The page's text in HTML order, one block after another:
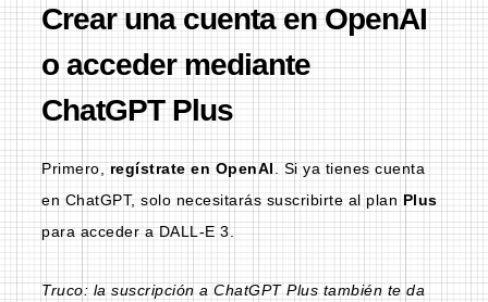
Crear una cuenta en OpenAI
o acceder mediante
ChatGPT Plus
Primero,regístrate en OpenAI. Si ya tienes cuenta
en ChatGPT, solo necesitarás suscribirte al plan Plus
para acceder a DALL-E 3.
Truco: la suscripción a ChatGPT Plus también te da